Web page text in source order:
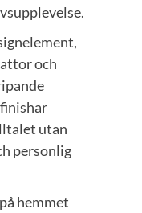
och
utan
personlig
hemmet